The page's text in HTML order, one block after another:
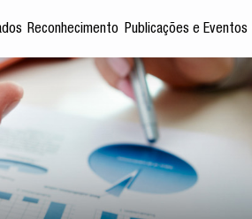
Reconhecimento Publicações e Eventos